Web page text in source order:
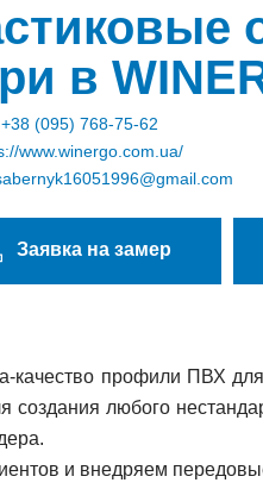
в
+38 (095) 768-75-62
www.winergo.com.ua/
Заявка на замер
профили ПВХ для
любого
и внедряем